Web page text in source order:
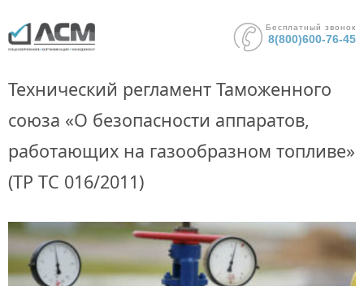
Бесплатный звонок
8(800)600-76-45
Технический регламент Таможенного
союза «О безопасности аппаратов,
работающих на газообразном топливе»
(ТР ТС 016/2011)